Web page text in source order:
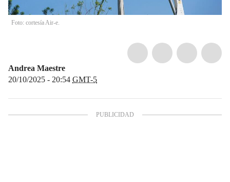
Foto: cortesía Air-e.
Andrea Maestre
20/10/2025 - 20:54 GMT-5